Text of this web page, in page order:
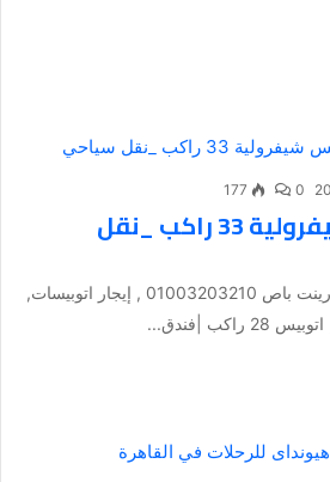
0
177
ايجار اتوبيس شيفرولية 33 راكب _نقل
أرخص ايجار اتوبيسات – رينت باص 01003203210 , إيجار اتوبيسات,